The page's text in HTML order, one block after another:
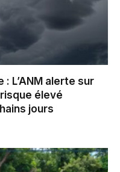
: L’ANM alerte sur
élevé
jours